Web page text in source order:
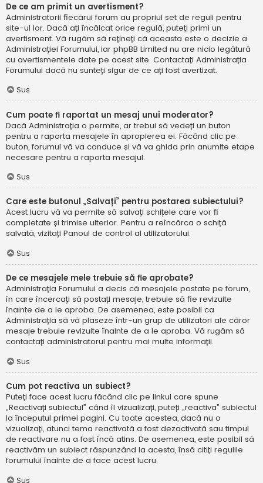
De ce am primit un avertisment?
Administratorii fiecărui forum au propriul set de reguli pentru
site-ul lor. Dacă ați încălcat orice regulă, puteți primi un
avertisment. Vă rugăm să rețineți că aceasta este o decizie a
Administrației Forumului, iar phpBB Limited nu are nicio legătură
cu avertismentele date pe acest site. Contactați Administrația
Forumului dacă nu sunteți sigur de ce ați fost avertizat.
Sus
Cum poate fi raportat un mesaj unui moderator?
Dacă Administrația o permite, ar trebui să vedeți un buton
pentru a raporta mesajele în apropierea ei. Făcând clic pe
buton, forumul vă va conduce și vă va ghida prin anumite etape
necesare pentru a raporta mesajul.
Sus
Care este butonul „Salvați” pentru postarea subiectului?
Acest lucru vă va permite să salvați schițele care vor fi
completate și trimise ulterior. Pentru a reîncărca o schiță
salvată, vizitați Panoul de control al utilizatorului.
Sus
De ce mesajele mele trebuie să fie aprobate?
Administrația Forumului a decis că mesajele postate pe forum,
în care încercați să postați mesaje, trebuie să fie revizuite
înainte de a le aproba. De asemenea, este posibil ca
Administrația să vă plaseze într-un grup de utilizatori ale căror
mesaje trebuie revizuite înainte de a le aproba. Vă rugăm să
contactați administratorul pentru mai multe informații.
Sus
Cum pot reactiva un subiect?
Puteți face acest lucru făcând clic pe linkul care spune
„Reactivați subiectul” când îl vizualizați, puteți „reactiva” subiectul
la începutul primei pagini. Cu toate acestea, dacă nu o
vizualizați, atunci tema reactivată a fost dezactivată sau timpul
de reactivare nu a fost încă atins. De asemenea, este posibil să
reactivăm un subiect răspunzând la acesta, însă citiți regulile
forumului înainte de a face acest lucru.
Sus